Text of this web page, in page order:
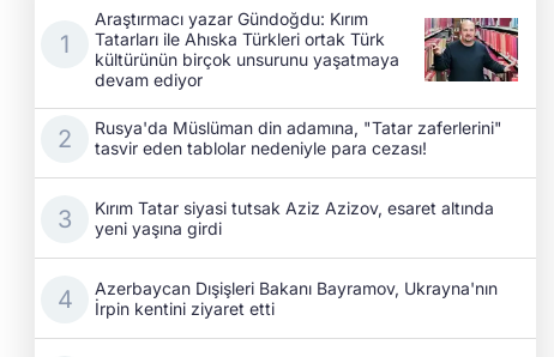
Araştırmacı yazar Gündoğdu: Kırım
Tatarları ile Ahıska Türkleri ortak Türk
kültürünün birçok unsurunu yaşatmaya
devam ediyor
Rusya'da Müslüman din adamına, "Tatar zaferlerini"
tasvir eden tablolar nedeniyle para cezası!
Kırım Tatar siyasi tutsak Aziz Azizov, esaret altında
yeni yaşına girdi
Azerbaycan Dışişleri Bakanı Bayramov, Ukrayna'nın
İrpin kentini ziyaret etti